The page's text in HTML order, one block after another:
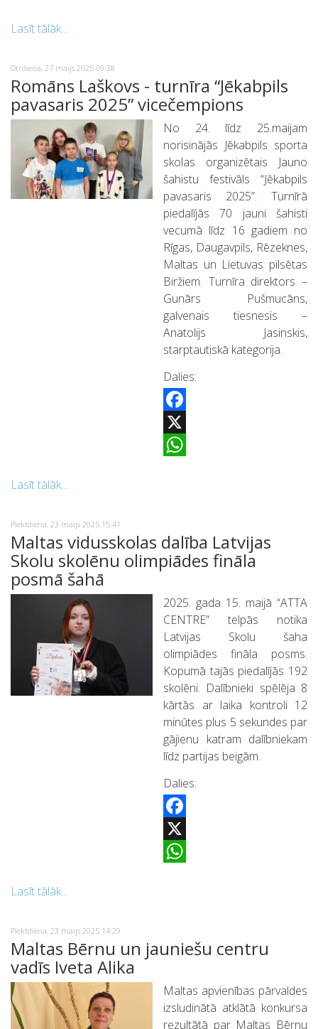
Lasīt tālāk...
Otrdiena, 27 maijs 2025 09:38
Romāns Laškovs - turnīra “Jēkabpils
pavasaris 2025” vicečempions
No 24. līdz 25.maijam
norisinājās Jēkabpils sporta
skolas organizētais Jauno
šahistu festivāls “Jēkabpils
pavasaris 2025”. Turnīrā
piedalījās 70 jauni šahisti
vecumā līdz 16 gadiem no
Rīgas, Daugavpils, Rēzeknes,
Maltas un Lietuvas pilsētas
Biržiem. Turnīra direktors –
Gunārs Pušmucāns,
galvenais tiesnesis –
Anatolijs Jasinskis,
starptautiskā kategorija.
Dalies:
Facebook
X
Lasīt tālāk...
Piektdiena, 23 maijs 2025 15:41
Maltas vidusskolas dalība Latvijas
Skolu skolēnu olimpiādes fināla
posmā šahā
2025. gada 15. maijā “ATTA
CENTRE” telpās notika
Latvijas Skolu šaha
olimpiādes fināla posms.
Kopumā tajās piedalījās 192
skolēni. Dalībnieki spēlēja 8
kārtās ar laika kontroli 12
minūtes plus 5 sekundes par
gājienu katram dalībniekam
līdz partijas beigām.
Dalies:
Facebook
X
Lasīt tālāk...
Piektdiena, 23 maijs 2025 14:29
Maltas Bērnu un jauniešu centru
vadīs Iveta Alika
Maltas apvienības pārvaldes
izsludinātā atklātā konkursa
rezultātā par Maltas Bērnu